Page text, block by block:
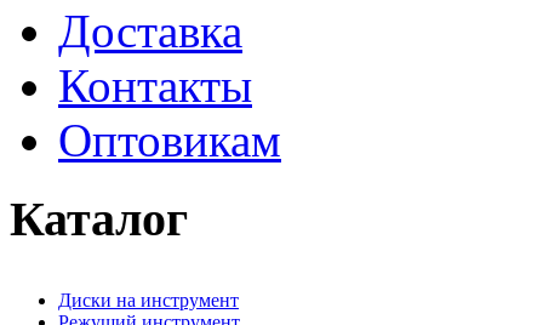
Доставка
Контакты
Оптовикам
Каталог
Диски на инструмент